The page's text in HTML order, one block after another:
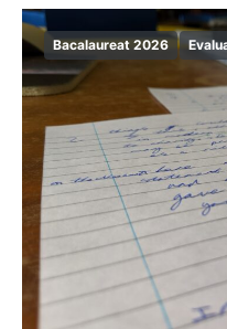
Bacalaureat 2026